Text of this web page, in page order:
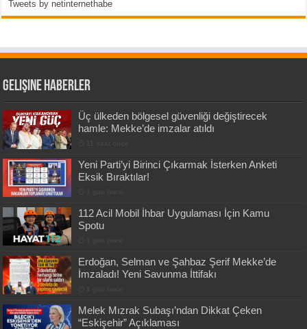
Tweets by netinternethabe
Gelişine Haberler
Üç ülkeden bölgesel güvenliği değiştirecek
hamle: Mekke’de imzalar atıldı
Yeni Parti’yi Birinci Çıkarmak İsterken Anketi
Eksik Bıraktılar!
112 Acil Mobil İhbar Uygulaması İçin Kamu
Spotu
Erdoğan, Selman ve Şahbaz Şerif Mekke’de
İmzaladı! Yeni Savunma İttifakı
Melek Mızrak Subaşı’ndan Dikkat Çeken
“Eskişehir” Açıklaması